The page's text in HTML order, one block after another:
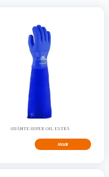
GUANTE SUPER OIL EXTRA
Añadir